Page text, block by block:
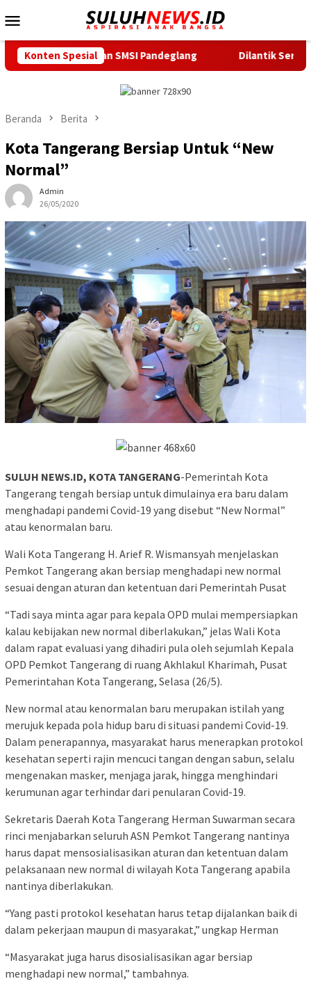
ke
Mobile
Konten Spesial
SMSI Pandeglang Dilantik Serentak, TP PKK, Bunda
Beranda Berita
Kota Tangerang Bersiap Untuk “New
Normal”
Admin
26/05/2020
SULUH NEWS.ID, KOTA TANGERANG-Pemerintah Kota
Tangerang tengah bersiap untuk dimulainya era baru dalam
menghadapi pandemi Covid-19 yang disebut “New Normal”
atau kenormalan baru.
Wali Kota Tangerang H. Arief R. Wismansyah menjelaskan
Pemkot Tangerang akan bersiap menghadapi new normal
sesuai dengan aturan dan ketentuan dari Pemerintah Pusat
“Tadi saya minta agar para kepala OPD mulai mempersiapkan
kalau kebijakan new normal diberlakukan,” jelas Wali Kota
dalam rapat evaluasi yang dihadiri pula oleh sejumlah Kepala
OPD Pemkot Tangerang di ruang Akhlakul Kharimah, Pusat
Pemerintahan Kota Tangerang, Selasa (26/5).
New normal atau kenormalan baru merupakan istilah yang
merujuk kepada pola hidup baru di situasi pandemi Covid-19.
Dalam penerapannya, masyarakat harus menerapkan protokol
kesehatan seperti rajin mencuci tangan dengan sabun, selalu
mengenakan masker, menjaga jarak, hingga menghindari
kerumunan agar terhindar dari penularan Covid-19.
Sekretaris Daerah Kota Tangerang Herman Suwarman secara
rinci menjabarkan seluruh ASN Pemkot Tangerang nantinya
harus dapat mensosialisasikan aturan dan ketentuan dalam
pelaksanaan new normal di wilayah Kota Tangerang apabila
nantinya diberlakukan.
“Yang pasti protokol kesehatan harus tetap dijalankan baik di
dalam pekerjaan maupun di masyarakat,” ungkap Herman
“Masyarakat juga harus disosialisasikan agar bersiap
menghadapi new normal,” tambahnya.